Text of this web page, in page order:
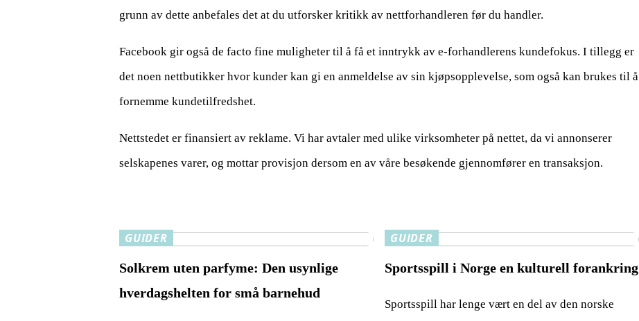
grunn av dette anbefales det at du utforsker kritikk av nettforhandleren før du handler.
Facebook gir også de facto fine muligheter til å få et inntrykk av e-forhandlerens kundefokus. I tillegg er
det noen nettbutikker hvor kunder kan gi en anmeldelse av sin kjøpsopplevelse, som også kan brukes til å
fornemme kundetilfredshet.
Nettstedet er finansiert av reklame. Vi har avtaler med ulike virksomheter på nettet, da vi annonserer
selskapenes varer, og mottar provisjon dersom en av våre besøkende gjennomfører en transaksjon.
GUIDER
Solkrem uten parfyme: Den usynlige
hverdagshelten for små barnehud
GUIDER
Sportsspill i Norge en kulturell forankring
Sportsspill har lenge vært en del av den norske